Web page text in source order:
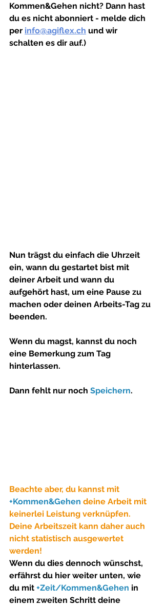
Kommen&Gehen nicht? Dann hast
du es nicht abonniert - melde dich
per info@agiflex.ch und wir
schalten es dir auf.)
Nun trägst du einfach die Uhrzeit
ein, wann du gestartet bist mit
deiner Arbeit und wann du
aufgehört hast, um eine Pause zu
machen oder deinen Arbeits-Tag zu
beenden.
Wenn du magst, kannst du noch
eine Bemerkung zum Tag
hinterlassen.
Dann fehlt nur noch Speichern.
Beachte aber, du kannst mit
+Kommen&Gehen deine Arbeit mit
keinerlei Leistung verknüpfen.
Deine Arbeitszeit kann daher auch
nicht statistisch ausgewertet
werden!
Wenn du dies dennoch wünschst,
erfährst du hier weiter unten, wie
du mit +Zeit/Kommen&Gehen in
einem zweiten Schritt deine